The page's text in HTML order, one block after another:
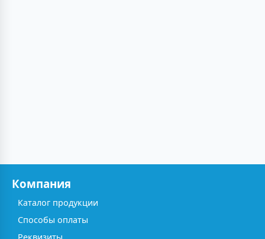
Компания
Каталог продукции
Способы оплаты